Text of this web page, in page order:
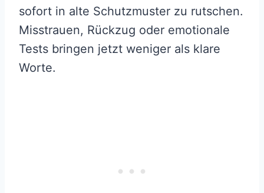
sofort in alte Schutzmuster zu rutschen.
Misstrauen, Rückzug oder emotionale
Tests bringen jetzt weniger als klare
Worte.